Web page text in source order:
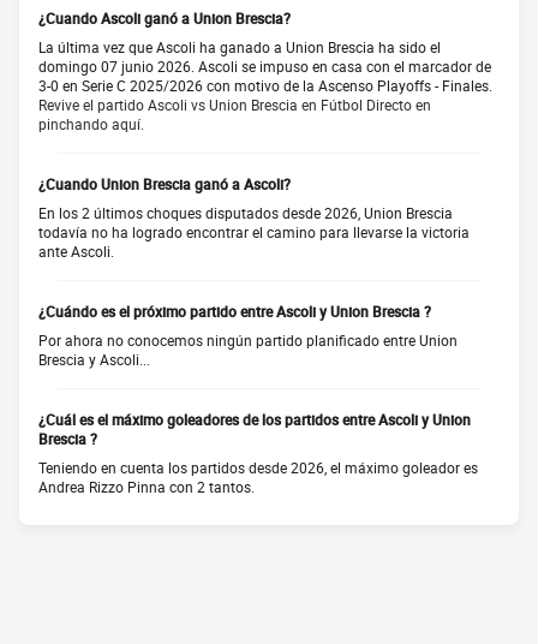
¿Cuando Ascoli ganó a Union Brescia?
La última vez que Ascoli ha ganado a Union Brescia ha sido el
domingo 07 junio 2026. Ascoli se impuso en casa con el marcador de
3-0 en Serie C 2025/2026 con motivo de la Ascenso Playoffs - Finales.
Revive el partido Ascoli vs Union Brescia en Fútbol Directo en
pinchando aquí.
¿Cuando Union Brescia ganó a Ascoli?
En los 2 últimos choques disputados desde 2026, Union Brescia
todavía no ha logrado encontrar el camino para llevarse la victoria
ante Ascoli.
¿Cuándo es el próximo partido entre Ascoli y Union Brescia ?
Por ahora no conocemos ningún partido planificado entre Union
Brescia y Ascoli...
¿Cuál es el máximo goleadores de los partidos entre Ascoli y Union
Brescia ?
Teniendo en cuenta los partidos desde 2026, el máximo goleador es
Andrea Rizzo Pinna con 2 tantos.